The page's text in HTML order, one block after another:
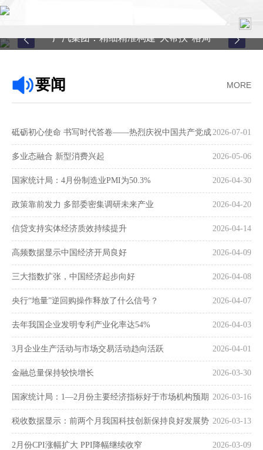
关于中心
县域服务
案例中心
联系我们
在线留言
广汽集团：精细精准构建“大帮扶”格局
MORE
要闻
2026-07-01
砥砺初心使命 书写时代答卷——热烈庆祝中国共产党成
立105周年 2026-05-06
多业态融合 新型消费兴起
2026-04-30
国家统计局：4月份制造业PMI为50.3%
2026-04-20
政策靠前发力 多部委密集调研未来产业
2026-04-14
信贷支持实体经济质效持续提升
2026-04-09
高频数据显示中国经济开局良好
2026-04-08
三大指数扩张，中国经济起步向好
2026-04-07
央行“地量”逆回购操作释放了什么信号？
2026-04-03
去年我国企业发明专利产业化率达54%
2026-04-01
3月企业生产活动与市场交易活动趋向活跃
2026-03-30
金融总量保持较快增长
2026-03-16
国家统计局：1—2月份主要经济指标好于市场机构预期
2026-03-13
税收数据显示：前两个月我国科技创新保持良好发展势
头 2026-03-09
2月份CPI涨幅扩大 PPI降幅继续收窄